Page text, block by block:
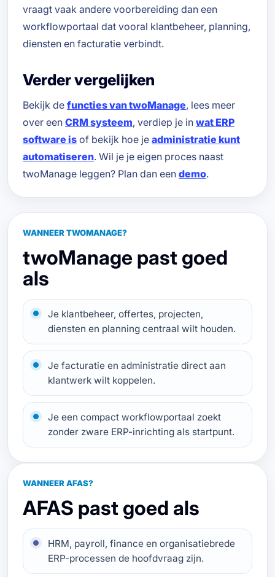
vraagt vaak andere voorbereiding dan een
workflowportaal dat vooral klantbeheer, planning,
diensten en facturatie verbindt.
Verder vergelijken
Bekijk de functies van twoManage, lees meer
over een CRM systeem, verdiep je in wat ERP
software is of bekijk hoe je administratie kunt
automatiseren. Wil je je eigen proces naast
twoManage leggen? Plan dan een demo.
WANNEER TWOMANAGE?
twoManage past goed
als
Je klantbeheer, offertes, projecten,
diensten en planning centraal wilt houden.
Je facturatie en administratie direct aan
klantwerk wilt koppelen.
Je een compact workflowportaal zoekt
zonder zware ERP-inrichting als startpunt.
WANNEER AFAS?
AFAS past goed als
HRM, payroll, finance en organisatiebrede
ERP-processen de hoofdvraag zijn.